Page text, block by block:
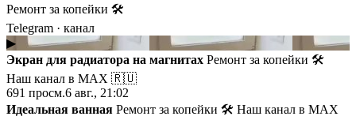
Ремонт за копейки 🛠
Telegram · канал
▶
Экран для радиатора на магнитах Ремонт за копейки 🛠
Наш канал в МАХ 🇷🇺
691 просм.6 авг., 21:02
Идеальная ванная Ремонт за копейки 🛠 Наш канал в МАХ